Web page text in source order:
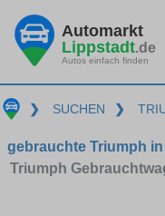
Automarkt
Lippstadt.de
Autos einfach finden
❯ SUCHEN ❯
gebrauchte Triumph
Triumph